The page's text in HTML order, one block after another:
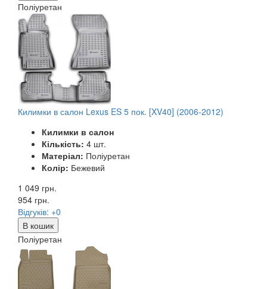
Поліуретан
Килимки в салон Lexus ES 5 пок. [XV40] (2006-2012)
Килимки в салон
Кількість: 4 шт.
Матеріал: Поліуретан
Колір: Бежевий
1 049 грн.
954 грн.
Відгуків: +0
В кошик
Поліуретан